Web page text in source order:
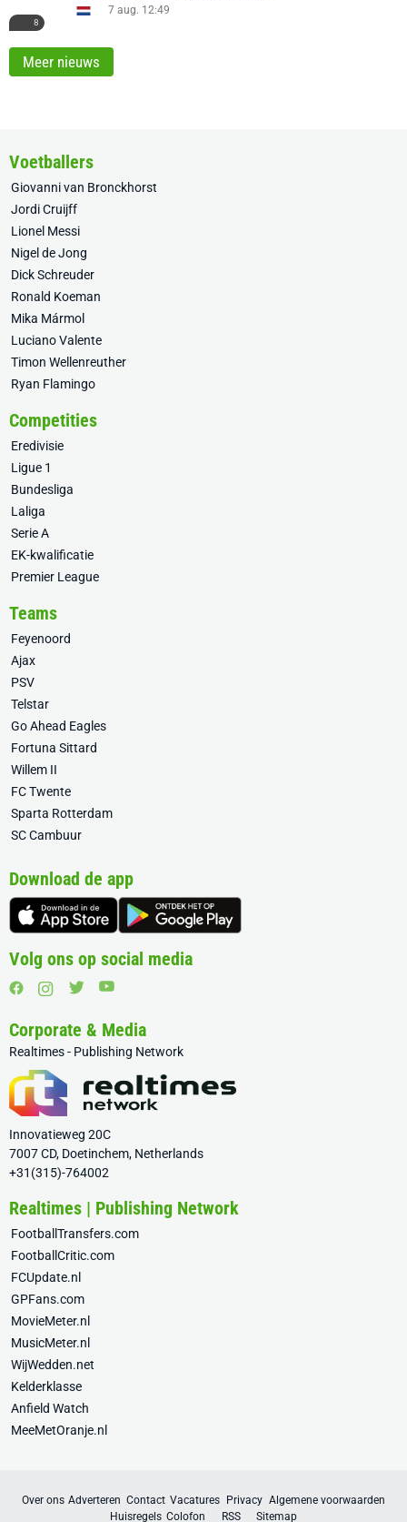
8
7 aug. 12:49
Meer nieuws
Voetballers
Giovanni van Bronckhorst
Jordi Cruijff
Lionel Messi
Nigel de Jong
Dick Schreuder
Ronald Koeman
Mika Mármol
Luciano Valente
Timon Wellenreuther
Ryan Flamingo
Competities
Eredivisie
Ligue 1
Bundesliga
Laliga
Serie A
EK-kwalificatie
Premier League
Teams
Feyenoord
Ajax
PSV
Telstar
Go Ahead Eagles
Fortuna Sittard
Willem II
FC Twente
Sparta Rotterdam
SC Cambuur
Download de app
Volg ons op social media
Corporate & Media
Realtimes - Publishing Network
Innovatieweg 20C
7007 CD, Doetinchem, Netherlands
+31(315)-764002
Realtimes | Publishing Network
FootballTransfers.com
FootballCritic.com
FCUpdate.nl
GPFans.com
MovieMeter.nl
MusicMeter.nl
WijWedden.net
Kelderklasse
Anfield Watch
MeeMetOranje.nl
Over ons Adverteren Contact Vacatures Privacy Algemene voorwaarden
Huisregels Colofon RSS Sitemap